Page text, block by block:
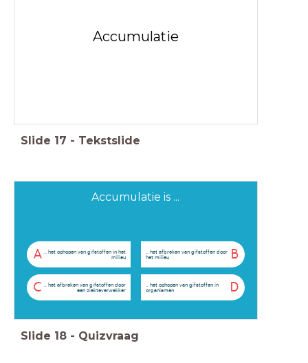
Accumulatie
Slide 17 - Tekstslide
Accumulatie is ...
A .. het ophopen van gifstoffen in het
milieu
B
.. het afbreken van gifstoffen door
het milieu
C
.. het afbreken van gifstoffen door
een ziekteverwekker
D
.. het ophopen van gifstoffen in
organismen
Slide 18 - Quizvraag